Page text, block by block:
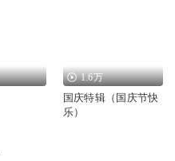
1.6万
国庆特辑（国庆节快
乐）